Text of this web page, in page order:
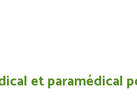
et paramédical